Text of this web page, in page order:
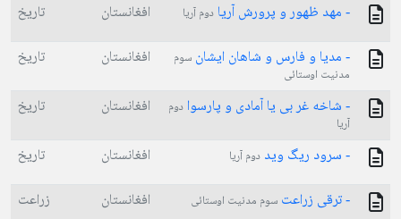
- مهد ظهور و پرورش آریا دوم آریا افغانستان
تاریخ
- مدیا و فارس و شاهان ایشان سوم
مدنیت اوستائی
افغانستان تاریخ
- شاخه غر بی یا آمادی و پارسوا دوم
آریا
افغانستان تاریخ
- سرود ریگ وید دوم آریا افغانستان
تاریخ
- ترقی زراعت سوم مدنیت اوستائی افغانستان
زراعت